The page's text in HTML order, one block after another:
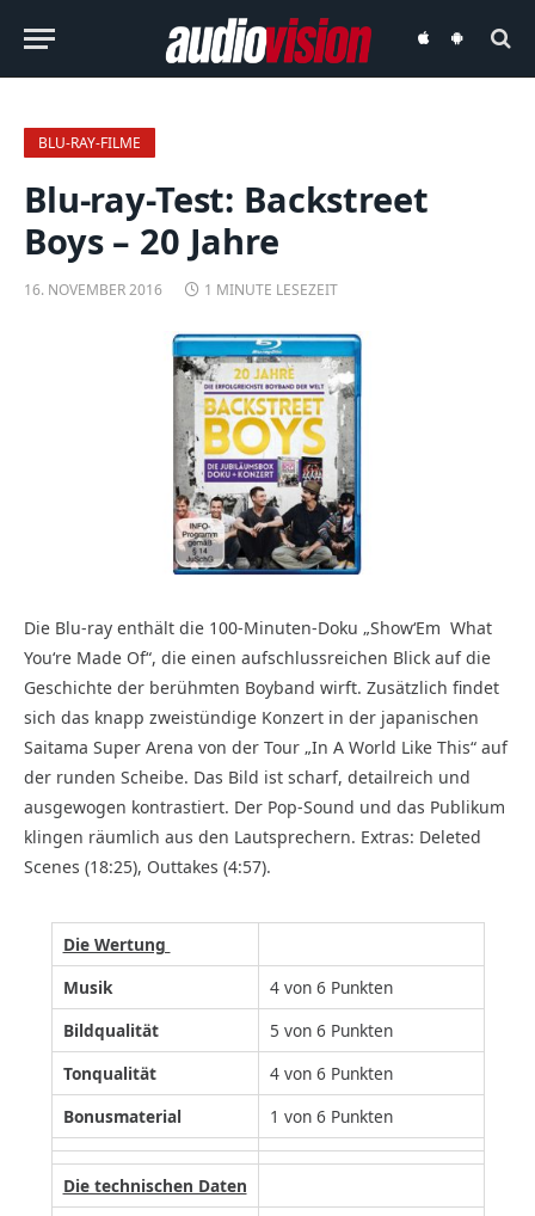
audiovisionaudiovision
BLU-RAY-FILME
Blu-ray-Test: Backstreet
Boys – 20 Jahre
16. NOVEMBER 2016 1 MINUTE LESEZEIT
Die Blu-ray enthält die 100-Minuten-Doku „Show‘Em What
You‘re Made Of“, die einen aufschlussreichen Blick auf die
Geschichte der berühmten Boyband wirft. Zusätzlich findet
sich das knapp zweistündige Konzert in der japanischen
Saitama Super Arena von der Tour „In A World Like This“ auf
der runden Scheibe. Das Bild ist scharf, detailreich und
ausgewogen kontrastiert. Der Pop-Sound und das Publikum
klingen räumlich aus den Lautsprechern. Extras: Deleted
Scenes (18:25), Outtakes (4:57).
Die Wertung
Musik
4 von 6 Punkten
Bildqualität
5 von 6 Punkten
Tonqualität
4 von 6 Punkten
Bonusmaterial
1 von 6 Punkten
Die technischen Daten